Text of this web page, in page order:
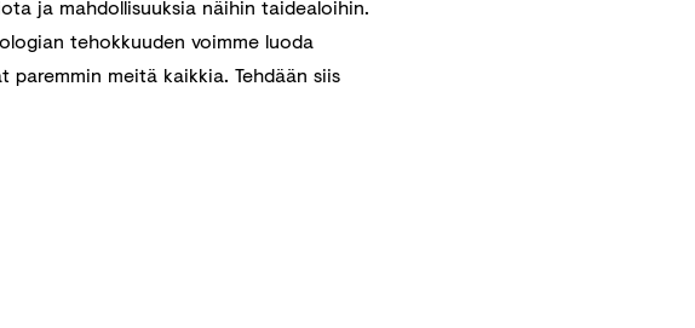
ja mahdollisuuksia näihin taidealoihin.
tehokkuuden voimme luoda
paremmin meitä kaikkia. Tehdään siis